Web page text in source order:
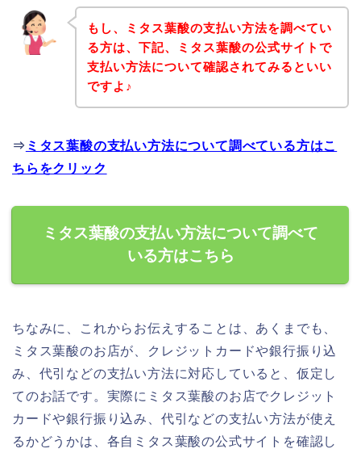
もし、ミタス葉酸の支払い方法を調べてい
る方は、下記、ミタス葉酸の公式サイトで
支払い方法について確認されてみるといい
ですよ♪
⇒ ミタス葉酸の支払い方法について調べている方はこ
ちらをクリック
ミタス葉酸の支払い方法について調べて
いる方はこちら
ちなみに、これからお伝えすることは、あくまでも、
ミタス葉酸のお店が、クレジットカードや銀行振り込
み、代引などの支払い方法に対応していると、仮定し
てのお話です。実際にミタス葉酸のお店でクレジット
カードや銀行振り込み、代引などの支払い方法が使え
るかどうかは、各自ミタス葉酸の公式サイトを確認し